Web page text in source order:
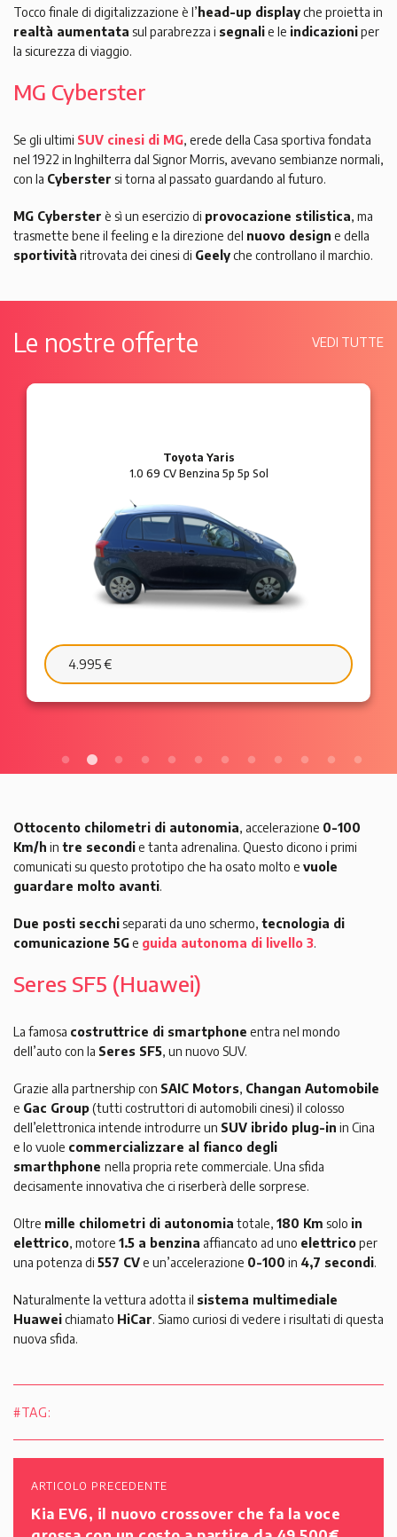
Tocco finale di digitalizzazione è l’ head-up displayche proietta in
realtà aumentata sul parabrezza i segnalie le indicazioniper
la sicurezza di viaggio.
MG Cyberster
Se gli ultimi SUV cinesi di MG, erede della Casa sportiva fondata
nel 1922 in Inghilterra dal Signor Morris, avevano sembianze normali,
con la Cyberster si torna al passato guardando al futuro.
MG Cyberster è sì un esercizio di provocazione stilistica, ma
trasmette bene il feeling e la direzione del nuovo design e della
sportività ritrovata dei cinesi di Geelyche controllano il marchio.
Le nostre offerte VEDI TUTTE
Toyota Yaris
1.0 69 CV Benzina 5p 5p Sol
4.995 €
Ottocento chilometri di autonomia, accelerazione 0-100
Km/h in tre secondie tanta adrenalina. Questo dicono i primi
comunicati su questo prototipo che ha osato molto e vuole
guardare molto avanti.
Due posti secchiseparati da uno schermo, tecnologia di
comunicazione 5Ge guida autonoma di livello 3.
Seres SF5 (Huawei)
La famosa costruttrice di smartphone entra nel mondo
dell’auto con la Seres SF5, un nuovo SUV.
Grazie alla partnership con SAIC Motors, Changan Automobile
e Gac Group(tutti costruttori di automobili cinesi) il colosso
dell’elettronica intende introdurre un SUV ibrido plug-in in Cina
e lo vuole commercializzare al fianco degli
smarthphone nella propria rete commerciale. Una sfida
decisamente innovativa che ci riserberà delle sorprese.
Oltre mille chilometri di autonomia totale, 180 Km solo in
elettrico, motore 1.5 a benzina affiancato ad uno elettricoper
una potenza di 557 CVe un’accelerazione 0-100 in 4,7 secondi.
Naturalmente la vettura adotta il sistema multimediale
Huaweichiamato HiCar. Siamo curiosi di vedere i risultati di questa
nuova sfida.
#TAG:
ARTICOLO PRECEDENTE
Kia EV6, il nuovo crossover che fa la voce